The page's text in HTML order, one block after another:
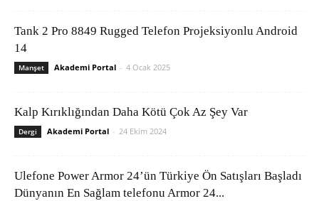
Tank 2 Pro 8849 Rugged Telefon Projeksiyonlu Android
14
Manşet Akademi Portal - 4 Ocak 2025
Kalp Kırıklığından Daha Kötü Çok Az Şey Var
Dergi Akademi Portal - 24 Ekim 2024
Ulefone Power Armor 24’ün Türkiye Ön Satışları Başladı
Dünyanın En Sağlam telefonu Armor 24...